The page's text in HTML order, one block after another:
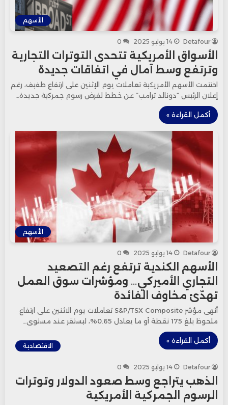
الأسهم
Detafour 14 يوليو 2025 0
الأسواق الأمريكية تتحدى التوترات التجارية
وترتفع وسط آمال في اتفاقات جديدة
اختتمت الأسهم الأمريكية تعاملات يوم الإثنين على ارتفاع طفيف، رغم
إعلان الرئيس “دونالد ترامب” عن خطط لفرض رسوم جمركية جديدة…
أكمل القراءة »
الأسهم
Detafour 14 يوليو 2025 0
الأسهم الكندية ترتفع رغم التصعيد
التجاري الأميركي… ومؤشرات سوق العمل
تهدّئ مخاوف الفائدة
أنهى مؤشر S&P/TSX Composite تعاملات يوم الاثنين على ارتفاع
ملحوظ بلغ 175 نقطة أو ما يعادل 0.65%، ليستقر عند مستوى…
أكمل القراءة »
الاقتصادية
Detafour 14 يوليو 2025 0
الذهب يتراجع وسط صعود الدولار وتوترات
الرسوم الجمركية الأمريكية